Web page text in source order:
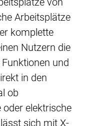
Arbeitsplätze
komplette
Nutzern die
und
in den
ob
elektrische
sich mit X-